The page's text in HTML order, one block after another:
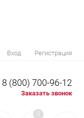
Вход Регистрация
8 (800) 700-96-12
Заказать звонок
0